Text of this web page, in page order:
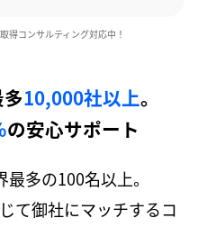
得コンサルティング対応中！
10,000社以上。
の安心サポート
多の100名以上。
て御社にマッチするコ